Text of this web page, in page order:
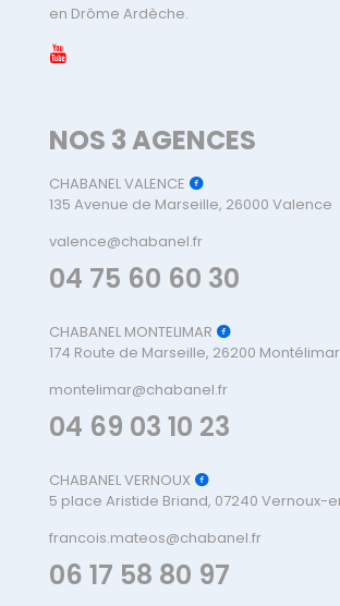
en Drôme Ardèche.
NOS 3 AGENCES
CHABANEL VALENCE
135 Avenue de Marseille, 26000 Valence
valence@chabanel.fr
04 75 60 60 30
CHABANEL MONTELIMAR
174 Route de Marseille, 26200 Montélimar
montelimar@chabanel.fr
04 69 03 10 23
CHABANEL VERNOUX
5 place Aristide Briand, 07240 Vernoux-
francois.mateos@chabanel.fr
06 17 58 80 97